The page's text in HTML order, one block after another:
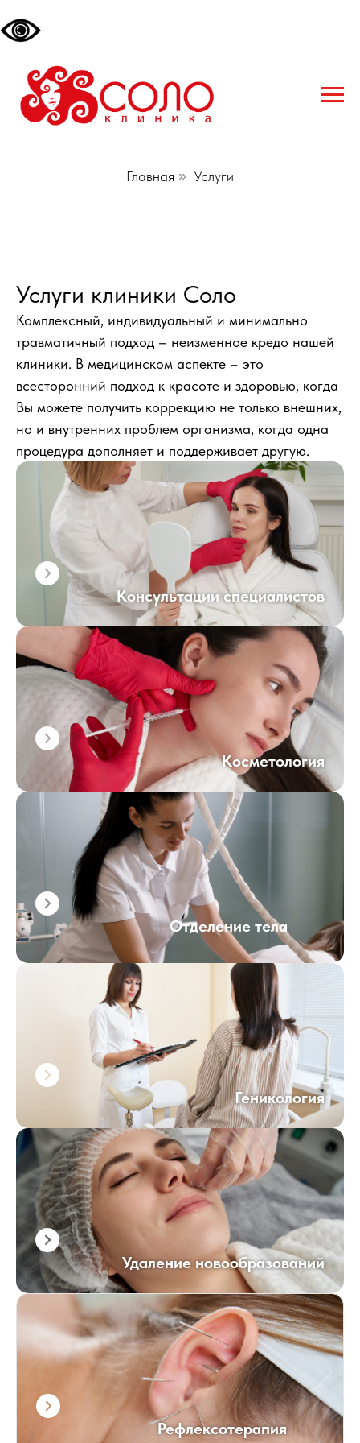
Главная » Услуги
Услуги клиники Соло
Комплексный, индивидуальный и минимально
травматичный подход – неизменное кредо нашей
клиники. В медицинском аспекте – это
всесторонний подход к красоте и здоровью, когда
Вы можете получить коррекцию не только внешних,
но и внутренних проблем организма, когда одна
процедура дополняет и поддерживает другую.
Консультации специалистов
Косметология
Отделение тела
Геникология
Удаление новообразований
Рефлексотерапия